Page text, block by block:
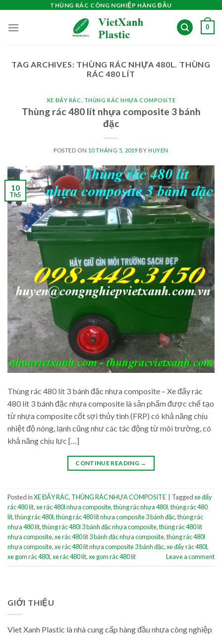
content
THÙNG RÁC CÔNG NGHIỆP HÀNG ĐẦU
0
TAG ARCHIVES: THÙNG RÁC NHỰA 480L. THÙNG
RÁC 480 LÍT
XE ĐẨY RÁC THÙNG RÁC NHỰA COMPOSITE
Thùng rác 480 lít nhựa composite 3 bánh
đặc
POSTED ON 10 THÁNG 5, 2019 BY HUYEN
10
Th5
Thùng rác 480 lít 3 bánh đặc nhựa composite – Xe đẩy rác
480 lít 3 bánh đặc nhựa composite là sản phẩm được chế tạo
từ nhựa composite cốt sợi thủy tinh (FRP) có khả năng chịu
nhiệt độ nóng, lạnh cũng như các tác động từ môi trường, có
khả năng chịu lực […]
CONTINUE READING →
Posted inXE ĐẨY RÁC, THÙNG RÁC NHỰA COMPOSITE Taggedxe đẩy
rác 480 lít,xe rác 480l nhựa composite,thùng rác nhựa 480l. thùng rác 480
lít,thùng rác 480l,thùng rác 480 lít nhựa composite 3 bánh đặc,thùng rác
nhựa 480 lít,thùng rác 480l 3 bánh đặc nhựa composite,thùng rác 480 lít
nhựa composite,xe rác 480 lít 3 bánh đặc nhựa composite,thùng rác 480l
nhựa composite,xe rác 480 lít nhựa composite 3 bánh đặc,xe đẩy rác 480l,
xe gom rác 480l,xe rác 480 lít,xe gom rác 480 lít Leave a comment
GIỚI THIỆU
Viet Xanh Plastic là nhà cung cấp hàng đầu nhựa công nghiệp